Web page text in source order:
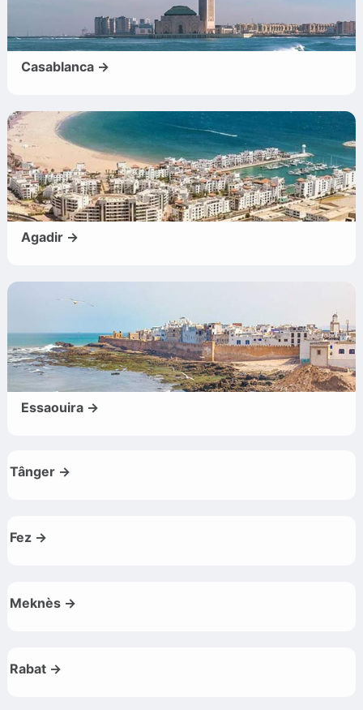
Casablanca →
Agadir →
Essaouira →
Tânger →
Fez →
Meknès →
Rabat →